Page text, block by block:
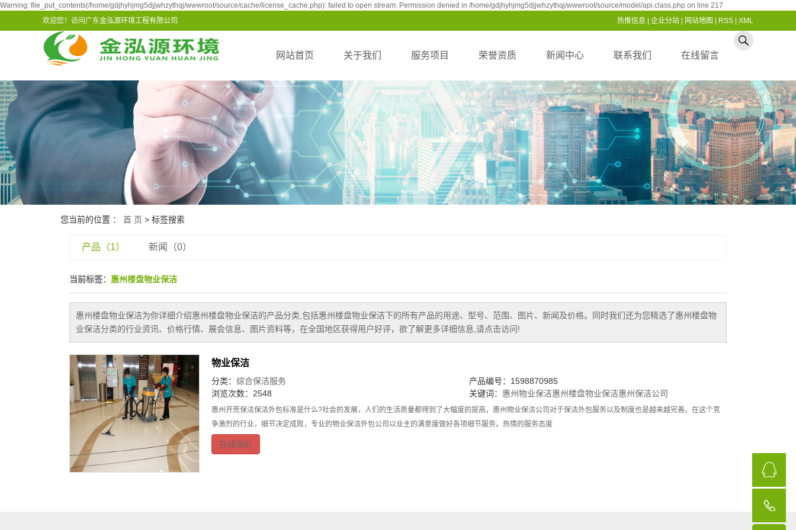
Warning: file_put_contents(/home/gdjhyhjmg5djjwhzythqj/wwwroot/source/cache/license_cache.php): failed to open stream: Permission denied in /home/gdjhyhjmg5djjwhzythqj/wwwroot/source/model/api.class.php on line 217
欢迎您！访问广东金泓源环境工程有限公司
热推信息 企业分站 网站地图 RSS XML
网站首页 关于我们 服务项目
开荒保洁服务
日常保洁服务
综合保洁服务
外墙清洗服务
荣誉资质
荣誉资质
新闻中心
公司新闻
行业资讯
联系我们
联系我们
在线留言
您当前的位置 ： 首 页 > 标签搜索
产品（1） 新闻（0）
当前标签： 惠州楼盘物业保洁
惠州楼盘物业保洁为你详细介绍惠州楼盘物业保洁的产品分类,包括惠州楼盘物业保洁下的所有产品的用途、型号、范围、图片、新闻及价格。同时我们还为您精选了惠州楼盘物
业保洁分类的行业资讯、价格行情、展会信息、图片资料等，在全国地区获得用户好评，欲了解更多详细信息,请点击访问!
物业保洁
分类： 综合保洁服务
产品编号：1598870985
浏览次数：2548
关键词： 惠州物业保洁惠州楼盘物业保洁惠州保洁公司
惠州开荒保洁保洁外包标准是什么?社会的发展，人们的生活质量都得到了大幅度的提高，惠州物业保洁公司对于保洁外包服务以及制度也是越来越完善。在这个竞
争激烈的行业，细节决定成败，专业的物业保洁外包公司以业主的满意度做好各项细节服务。热情的服务态度
在线询价